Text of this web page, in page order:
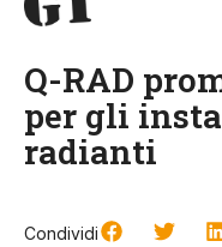
Q-RAD
per gli
radianti
Condividi